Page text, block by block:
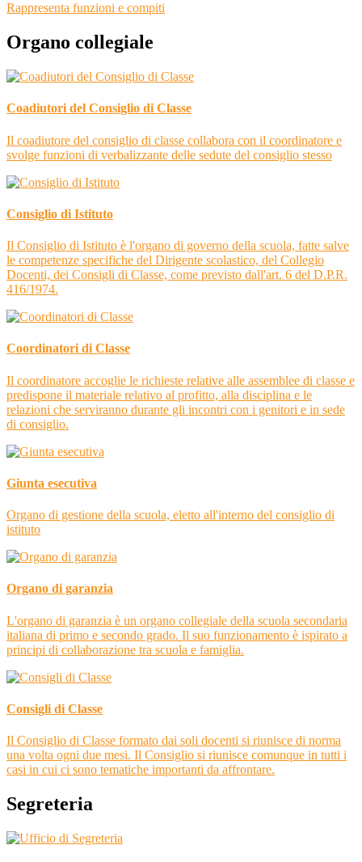
Rappresenta funzioni e compiti
Organo collegiale
Coadiutori del Consiglio di Classe
Il coadiutore del consiglio di classe collabora con il coordinatore e
svolge funzioni di verbalizzante delle sedute del consiglio stesso
Consiglio di Istituto
Il Consiglio di Istituto è l'organo di governo della scuola, fatte salve
le competenze specifiche del Dirigente scolastico, del Collegio
Docenti, dei Consigli di Classe, come previsto dall'art. 6 del D.P.R.
416/1974.
Coordinatori di Classe
Il coordinatore accoglie le richieste relative alle assemblee di classe e
predispone il materiale relativo al profitto, alla disciplina e le
relazioni che serviranno durante gli incontri con i genitori e in sede
di consiglio.
Giunta esecutiva
Organo di gestione della scuola, eletto all'interno del consiglio di
istituto
Organo di garanzia
L'organo di garanzia è un organo collegiale della scuola secondaria
italiana di primo e secondo grado. Il suo funzionamento è ispirato a
principi di collaborazione tra scuola e famiglia.
Consigli di Classe
Il Consiglio di Classe formato dai soli docenti si riunisce di norma
una volta ogni due mesi. Il Consiglio si riunisce comunque in tutti i
casi in cui ci sono tematiche importanti da affrontare.
Segreteria